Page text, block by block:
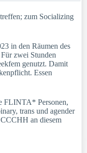
zum Socializing
in den Räumen des
zwei Stunden
genutzt. Damit
Essen
FLINTA* Personen,
trans und agender
an diesem